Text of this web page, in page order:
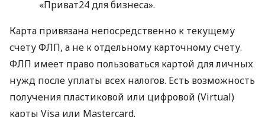
«Приват24 для бизнеса».
Карта привязана непосредственно к текущему
счету ФЛП, а не к отдельному карточному счету.
ФЛП имеет право пользоваться картой для личных
нужд после уплаты всех налогов. Есть возможность
получения пластиковой или цифровой (Virtual)
карты Visa или Mastercard.